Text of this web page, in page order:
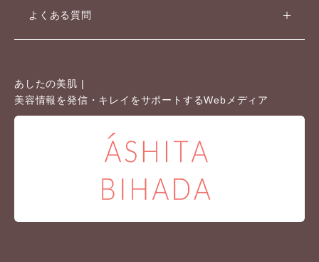
よくある質問
あしたの美肌 |
美容情報を発信・キレイをサポートするWebメディア